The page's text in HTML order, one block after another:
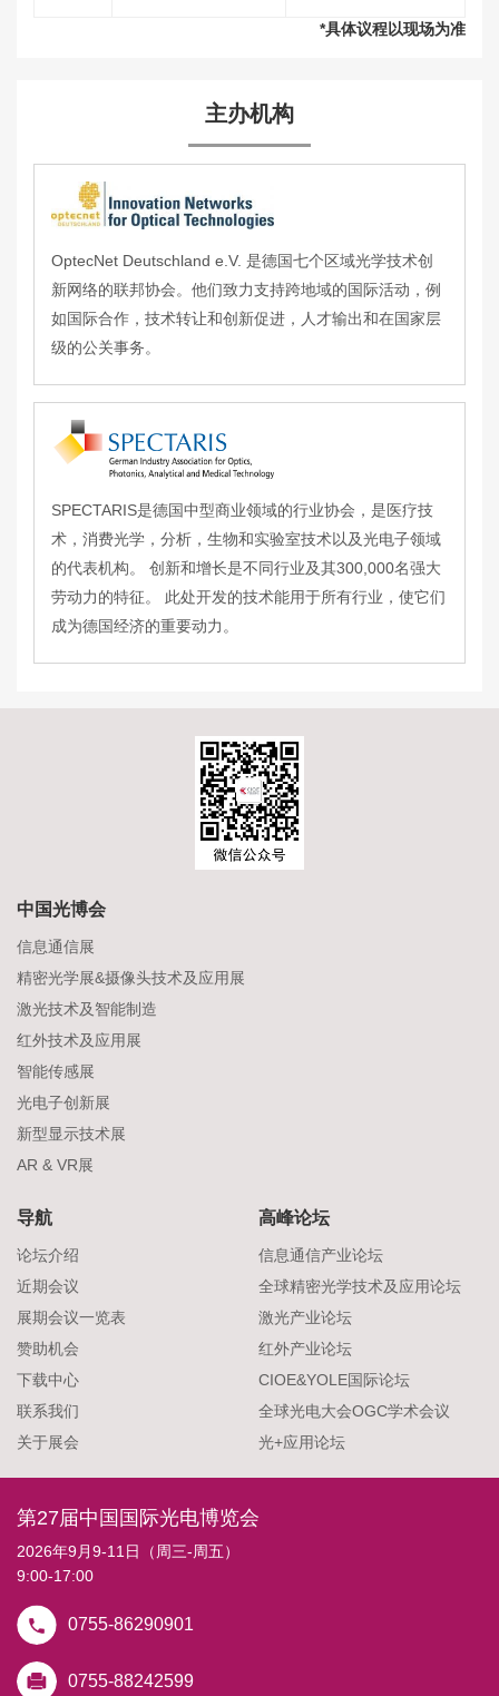
*具体议程以现场为准
主办机构
OptecNet Deutschland e.V. 是德国七个区域光学技术创
新网络的联邦协会。他们致力支持跨地域的国际活动，例
如国际合作，技术转让和创新促进，人才输出和在国家层
级的公关事务。
SPECTARIS是德国中型商业领域的行业协会，是医疗技
术，消费光学，分析，生物和实验室技术以及光电子领域
的代表机构。 创新和增长是不同行业及其300,000名强大
劳动力的特征。 此处开发的技术能用于所有行业，使它们
成为德国经济的重要动力。
中国光博会
信息通信展
精密光学展&摄像头技术及应用展
激光技术及智能制造
红外技术及应用展
智能传感展
光电子创新展
新型显示技术展
AR & VR展
导航
论坛介绍
近期会议
展期会议一览表
赞助机会
下载中心
联系我们
关于展会
高峰论坛
信息通信产业论坛
全球精密光学技术及应用论坛
激光产业论坛
红外产业论坛
CIOE&YOLE国际论坛
全球光电大会OGC学术会议
光+应用论坛
第27届中国国际光电博览会
2026年9月9-11日（周三-周五）
9:00-17:00
0755-86290901
0755-88242599